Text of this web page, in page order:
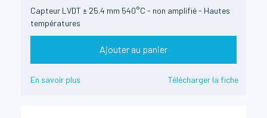
Capteur LVDT ± 25.4 mm 540°C - non amplifié - Hautes
températures
Ajouter au panier
En savoir plus Télécharger la fiche